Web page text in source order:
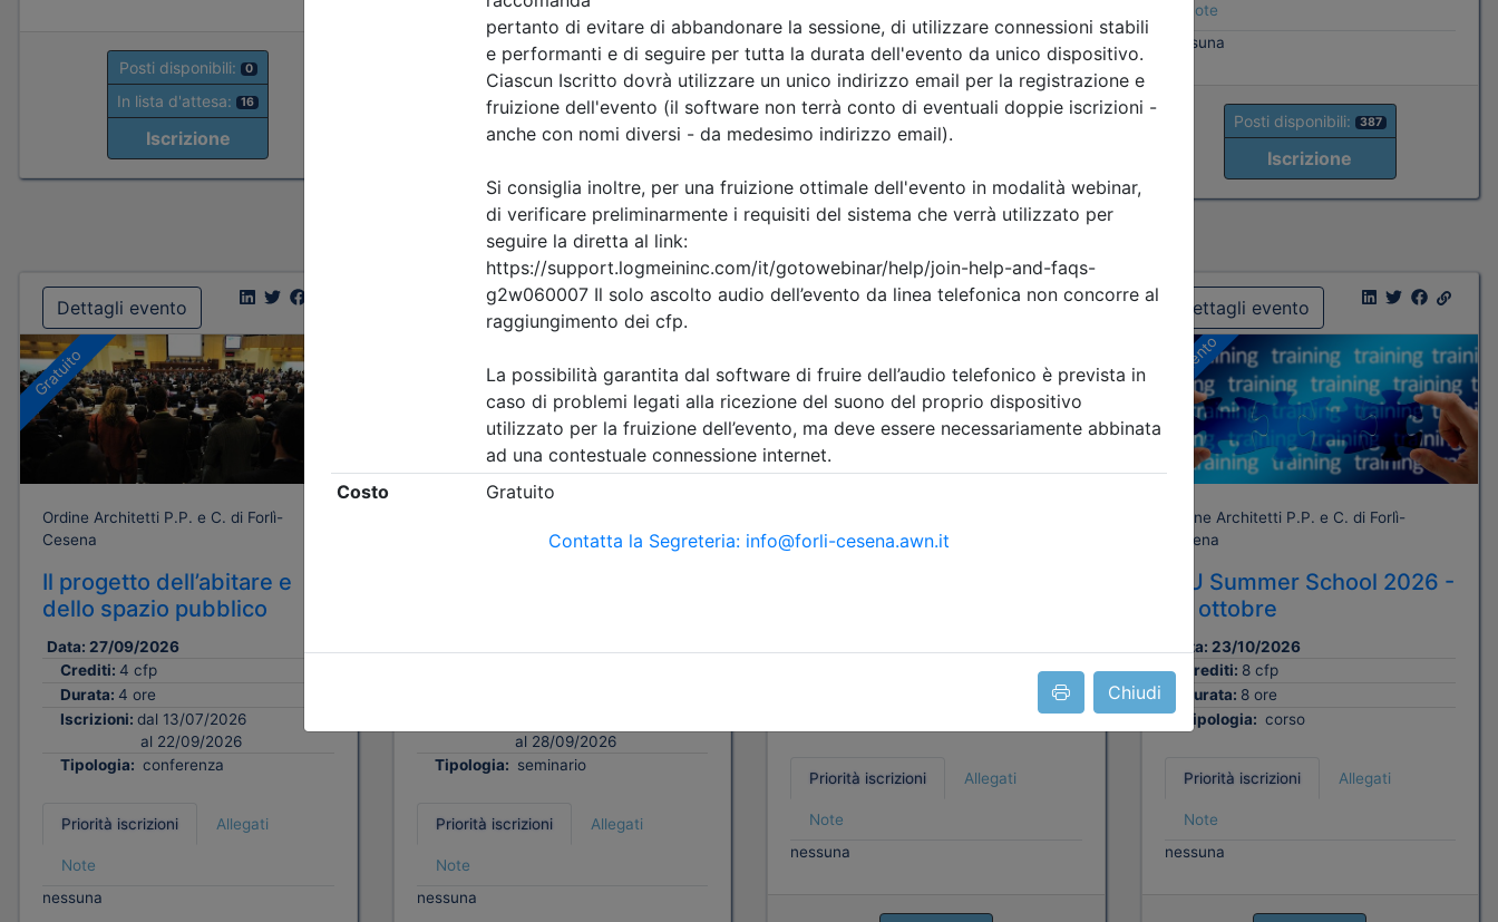
Chiudi
Posti disponibili: 0
In lista d'attesa: 16
Iscrizione
Posti disponibili:
Iscrizione
Priorità iscrizioni Allegati
Note
nessuna
Iscrizione
Note
nessuna
Posti disponibili: 387
Iscrizione
Dettagli evento
Gratuito
Ordine Architetti P.P. e C. di Forlì-
Cesena
Il progetto dell’abitare e
dello spazio pubblico
Data: 27/09/2026
Crediti: 4 cfp
Durata: 4 ore
Iscrizioni: dal 13/07/2026
al 22/09/2026
Tipologia: conferenza
Priorità iscrizioni Allegati
Note
nessuna
Dettagli evento
al 28/09/2026
Tipologia: seminario
Priorità iscrizioni Allegati
Note
nessuna
Dettagli evento
A pagamento
Cesena
Priorità iscrizioni Allegati
Note
nessuna
Dettagli evento
A pagamento
Ordine Architetti P.P. e C. di Forlì-
Cesena
INU Summer School 2026 -
23 ottobre
Data: 23/10/2026
Crediti: 8 cfp
Durata: 8 ore
Tipologia: corso
Priorità iscrizioni Allegati
Note
nessuna